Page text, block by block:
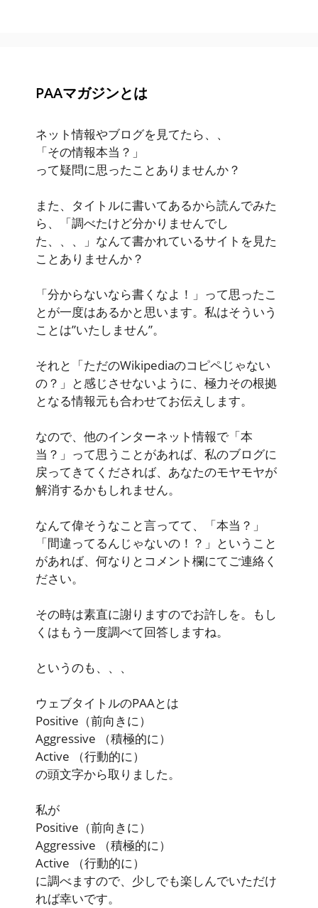
PAAマガジンとは
ネット情報やブログを見てたら、、
「その情報本当？」
って疑問に思ったことありませんか？
また、タイトルに書いてあるから読んでみた
ら、「調べたけど分かりませんでし
た、、、」なんて書かれているサイトを見た
ことありませんか？
「分からないなら書くなよ！」って思ったこ
とが一度はあるかと思います。私はそういう
ことは”いたしません”。
それと「ただのWikipediaのコピペじゃない
の？」と感じさせないように、極力その根拠
となる情報元も合わせてお伝えします。
なので、他のインターネット情報で「本
当？」って思うことがあれば、私のブログに
戻ってきてくだされば、あなたのモヤモヤが
解消するかもしれません。
なんて偉そうなこと言ってて、「本当？」
「間違ってるんじゃないの！？」ということ
があれば、何なりとコメント欄にてご連絡く
ださい。
その時は素直に謝りますのでお許しを。もし
くはもう一度調べて回答しますね。
というのも、、、
ウェブタイトルのPAAとは
Positive （前向きに）
Aggressive
（積極的に）
Active
（行動的に）
の頭文字から取りました。
私が
Positive （前向きに）
Aggressive
（積極的に）
Active
（行動的に）
に調べますので、少しでも楽しんでいただけ
れば幸いです。